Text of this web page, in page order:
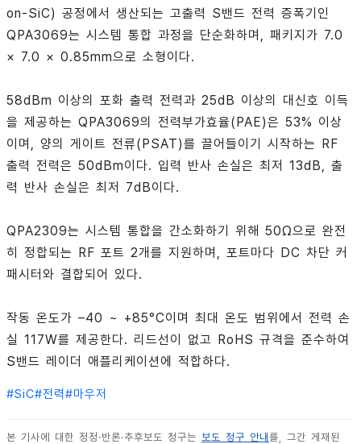
on-SiC) 공정에서 생산되는 고출력 S밴드 전력 증폭기인
QPA3069는 시스템 통합 과정을 단순화하며, 패키지가 7.0
× 7.0 × 0.85mm으로 소형이다.
58dBm 이상의 포화 출력 전력과 25dB 이상의 대신호 이득
을 제공하는 QPA3069의 전력부가효율(PAE)은 53% 이상
이며, 양의 게이트 전류(PSAT)를 끌어들이기 시작하는 RF
출력 전력은 50dBm이다. 입력 반사 손실은 최저 13dB, 출
력 반사 손실은 최저 7dB이다.
QPA2309는 시스템 통합을 간소화하기 위해 50Ω으로 완전
히 정합되는 RF 포트 2개를 지원하며, 포트마다 DC 차단 커
패시터와 결합되어 있다.
작동 온도가 –40 ~ +85°C이며 최대 온도 범위에서 전력 손
실 117W를 제공한다. 리드선이 없고 RoHS 규격을 준수하여
S밴드 레이더 애플리케이션에 적합하다.
#SiC#전력#마우저
본 기사에 대한 정정·반론·추후보도 청구는 보도 청구 안내 를, 그간 게재된